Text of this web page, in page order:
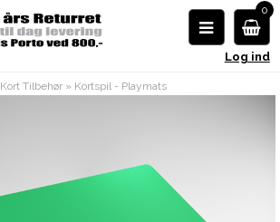
0
Log ind
Kort Tilbehør » Kortspil - Playmats